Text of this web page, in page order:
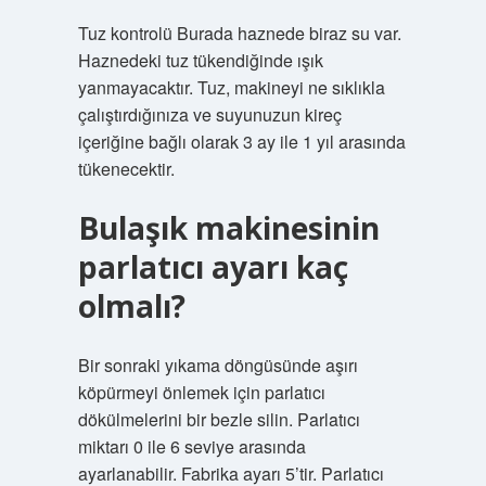
Tuz kontrolü Burada haznede biraz su var.
Haznedeki tuz tükendiğinde ışık
yanmayacaktır. Tuz, makineyi ne sıklıkla
çalıştırdığınıza ve suyunuzun kireç
içeriğine bağlı olarak 3 ay ile 1 yıl arasında
tükenecektir.
Bulaşık makinesinin
parlatıcı ayarı kaç
olmalı?
Bir sonraki yıkama döngüsünde aşırı
köpürmeyi önlemek için parlatıcı
dökülmelerini bir bezle silin. Parlatıcı
miktarı 0 ile 6 seviye arasında
ayarlanabilir. Fabrika ayarı 5’tir. Parlatıcı